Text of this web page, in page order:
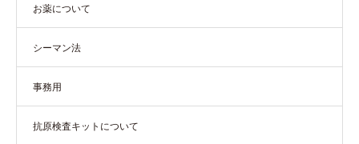
お薬について
シーマン法
事務用
抗原検査キットについて